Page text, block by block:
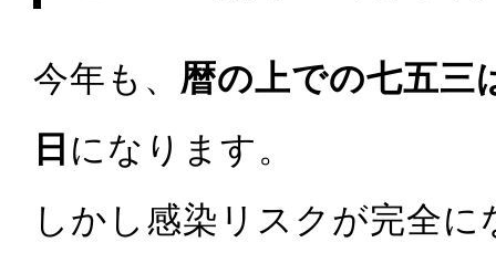
今年も、 暦の上での七五三
日になります。
しかし感染リスクが完全